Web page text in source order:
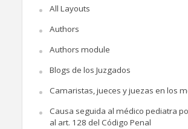
All Layouts
Authors
Authors module
Blogs de los Juzgados
Camaristas, jueces y juezas en los
Causa seguida al médico pediatra
al art. 128 del Código Penal